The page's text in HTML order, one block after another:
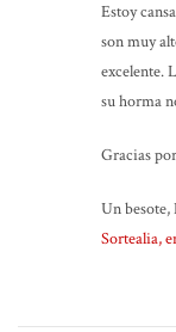
Estoy
son muy
excelente.
su horma
Gracias
Un besote,
Sortealia,